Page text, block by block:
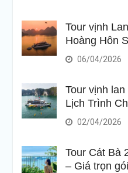
Tour vịnh
Hoàng Hôn
06/04/2026
Tour vịnh
Lịch Trình
02/04/2026
Tour Cát Bà
– Giá trọn